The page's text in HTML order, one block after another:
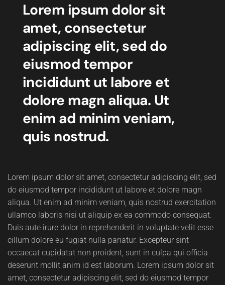
Lorem ipsum dolor sit
amet, consectetur
adipiscing elit, sed do
eiusmod tempor
incididunt ut labore et
dolore magn aliqua. Ut
enim ad minim veniam,
quis nostrud.
Lorem ipsum dolor sit amet, consectetur adipiscing elit, sed
do eiusmod tempor incididunt ut labore et dolore magn
aliqua. Ut enim ad minim veniam, quis nostrud exercitation
ullamco laboris nisi ut aliquip ex ea commodo consequat.
Duis aute irure dolor in reprehenderit in voluptate velit esse
cillum dolore eu fugiat nulla pariatur. Excepteur sint
occaecat cupidatat non proident, sunt in culpa qui officia
deserunt mollit anim id est laborum. Lorem ipsum dolor sit
amet, consectetur adipiscing elit, sed do eiusmod tempor